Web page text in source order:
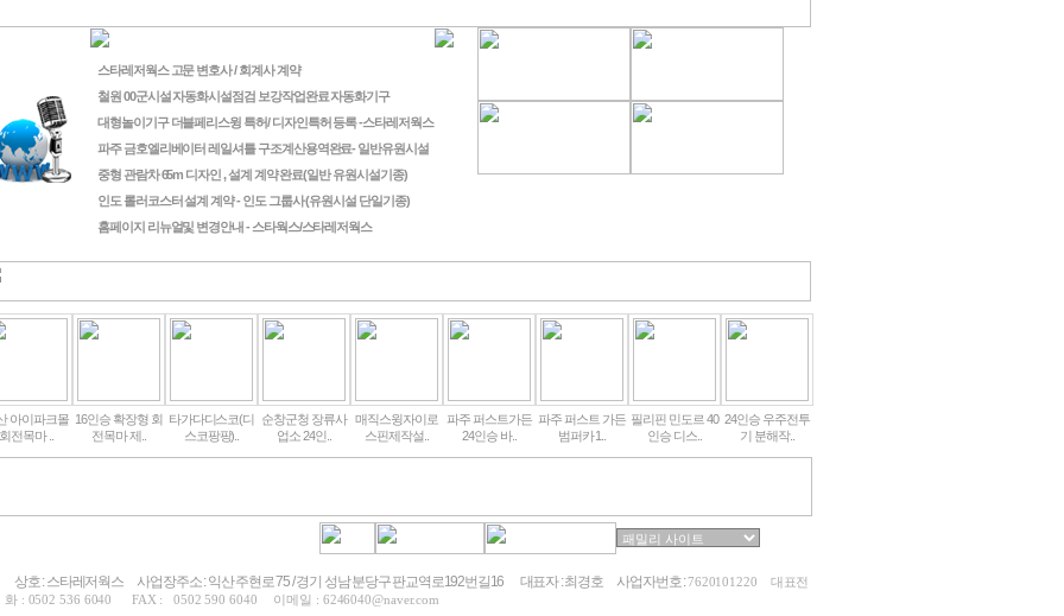
스타레저웍스 고문 변호사 / 회계사 계약
철원 00군시설 자동화시설점검 보강작업완료 자동화기구
대형놀이기구 더블페리스윙 특허/ 디자인특허 등록 -스타레저웍스
파주 금호엘리베이터 레일셔틀 구조계산용역완료- 일반유원시설
중형 관람차 65m 디자인 , 설계 계약 완료(일반 유원시설기종)
인도 롤러코스터 설계 계약 - 인도 그룹사 (유원시설 단일기종)
홈페이지 리뉴얼및 변경안내 - 스타웍스/스타레저웍스
아이파크몰
회전목마 ..
16인승 확장형 회
전목마 제..
타가다디스코(디
스코팡팡)..
순창군청 장류사
업소 24인..
매직스윙자이로
스핀제작설..
파주 퍼스트가든
24인승 바..
파주 퍼스트 가든
범퍼카 1..
필리핀 민도르 40
인승 디스..
24인승 우주전투
기 분해작..
상호 : 스타레저웍스 사업장주소 : 익산 주현로 75 / 경기 성남 분당구 판교역로192번길16 대표자 : 최경호 사업자번호 :7620101220
대표전
화 : 0502 536 6040
FAX : 0502 590 6040 이메일 : 6246040@naver.com